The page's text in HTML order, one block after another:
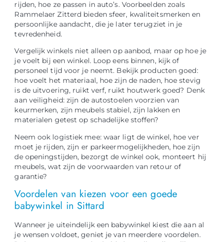
rijden, hoe ze passen in auto’s. Voorbeelden zoals
Rammelaer Zitterd bieden sfeer, kwaliteitsmerken en
persoonlijke aandacht, die je later terugziet in je
tevredenheid.
Vergelijk winkels niet alleen op aanbod, maar op hoe je
je voelt bij een winkel. Loop eens binnen, kijk of
personeel tijd voor je neemt. Bekijk producten goed:
hoe voelt het materiaal, hoe zijn de naden, hoe stevig
is de uitvoering, ruikt verf, ruikt houtwerk goed? Denk
aan veiligheid: zijn de autostoelen voorzien van
keurmerken, zijn meubels stabiel, zijn lakken en
materialen getest op schadelijke stoffen?
Neem ook logistiek mee: waar ligt de winkel, hoe ver
moet je rijden, zijn er parkeermogelijkheden, hoe zijn
de openingstijden, bezorgt de winkel ook, monteert hij
meubels, wat zijn de voorwaarden van retour of
garantie?
Voordelen van kiezen voor een goede
babywinkel in Sittard
Wanneer je uiteindelijk een babywinkel kiest die aan al
je wensen voldoet, geniet je van meerdere voordelen.